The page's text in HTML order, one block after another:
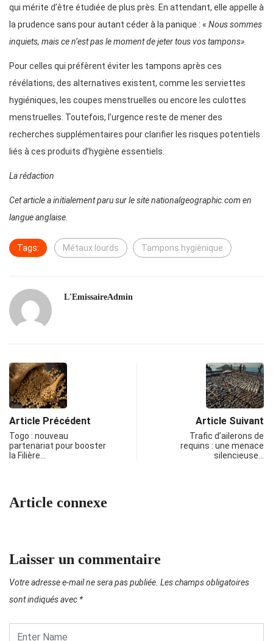
qui mérite d’être étudiée de plus près. En attendant, elle appelle à
la prudence sans pour autant céder à la panique : « Nous sommes
inquiets, mais ce n’est pas le moment de jeter tous vos tampons».
Pour celles qui préfèrent éviter les tampons après ces
révélations, des alternatives existent, comme les serviettes
hygiéniques, les coupes menstruelles ou encore les culottes
menstruelles. Toutefois, l’urgence reste de mener des
recherches supplémentaires pour clarifier les risques potentiels
liés à ces produits d’hygiène essentiels.
La rédaction
Cet article a initialement paru sur le site nationalgeographic.com en
langue anglaise.
Tags: Métaux lourds Tampons hygiénique
L'EmissaireAdmin
Article Précédent
Togo : nouveau
partenariat pour booster
la Filière…
Article Suivant
Trafic d’ailerons de
requins : une menace
silencieuse…
Article connexe
Laisser un commentaire
Votre adresse e-mail ne sera pas publiée. Les champs obligatoires
sont indiqués avec *